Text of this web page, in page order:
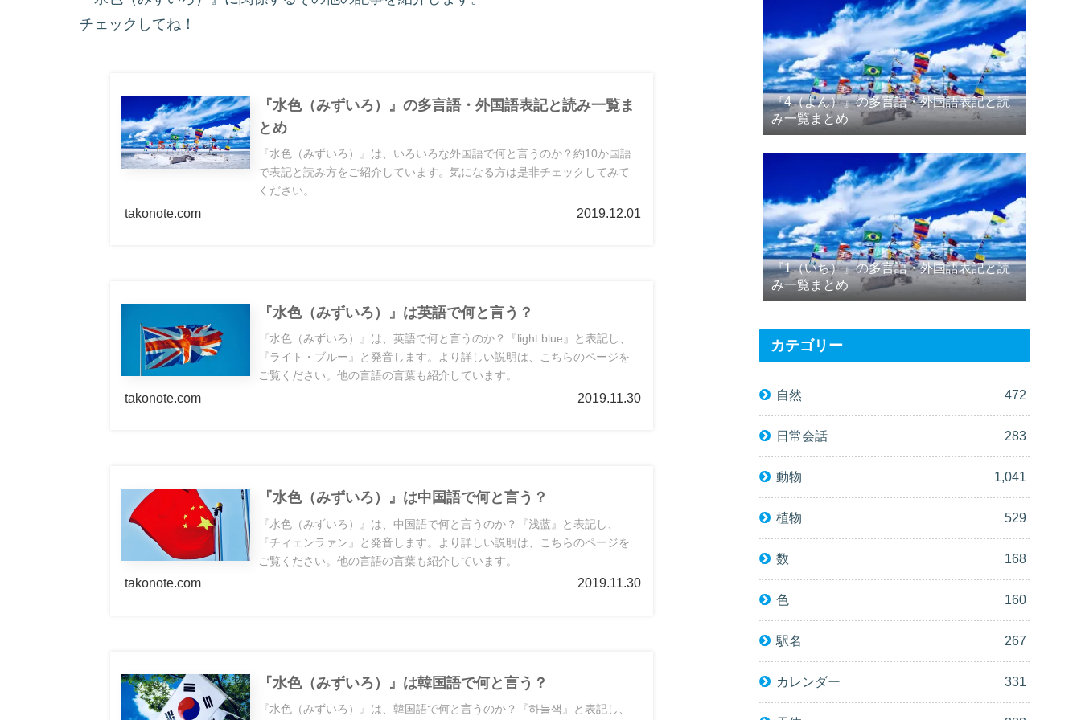
チェックしてね！
『水色（みずいろ）』の多言語・外国語表記と読み一覧ま
とめ
『水色（みずいろ）』は、いろいろな外国語で何と言うのか？約10か国語
で表記と読み方をご紹介しています。気になる方は是非チェックしてみて
ください。
takonote.com 2019.12.01
『水色（みずいろ）』は英語で何と言う？
『水色（みずいろ）』は、英語で何と言うのか？『light blue』と表記し、
『ライト・ブルー』と発音します。より詳しい説明は、こちらのページを
ご覧ください。他の言語の言葉も紹介しています。
takonote.com 2019.11.30
『水色（みずいろ）』は中国語で何と言う？
『水色（みずいろ）』は、中国語で何と言うのか？『浅蓝』と表記し、
『チィェンラァン』と発音します。より詳しい説明は、こちらのページを
ご覧ください。他の言語の言葉も紹介しています。
takonote.com 2019.11.30
『水色（みずいろ）』は韓国語で何と言う？
『水色（みずいろ）』は、韓国語で何と言うのか？『하늘색』と表記し、
『4（よん）』の多言語・外国語表記と読
み一覧まとめ
『1（いち）』の多言語・外国語表記と読
み一覧まとめ
カテゴリー
自然 472
日常会話 283
動物 1,041
植物 529
数 168
色 160
駅名 267
カレンダー 331